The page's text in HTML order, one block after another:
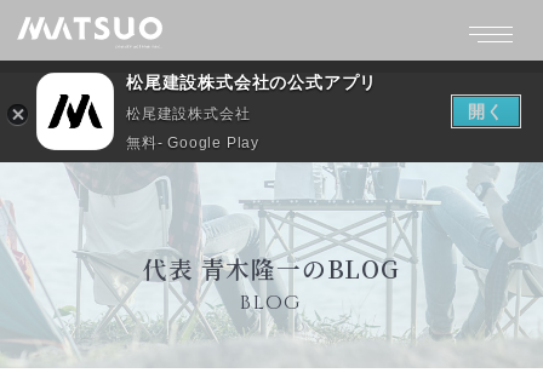
代表 青木隆一のBLOG
BLOG
松尾建設株式会社の公式アプリ
松尾建設株式会社
無料- Google Play
開く